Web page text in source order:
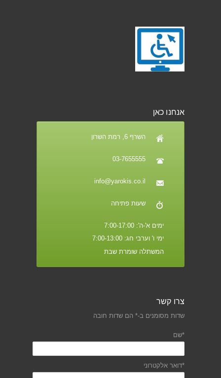
אנחנו כאן
השרף 6, רמת השרון
03-7655555
info@yarokis.co.il
שעות פתיחה
ימים א'-ה': 7:00-17:00
ימי ו' וערבי חג: 7:00-13:00
המשתלה שומרת שבת
צרו קשר
שדות מסומנים ב-* הם שדות חובה
*שם
*דואר אלקטרוני